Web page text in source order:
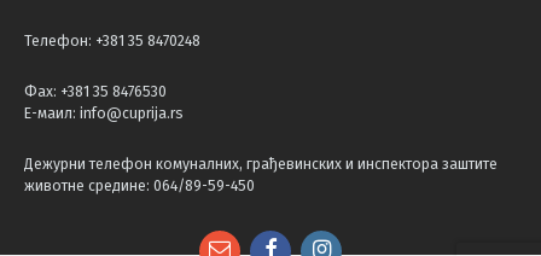
Телефон: +381 35 8470248
Фаx: +381 35 8476530
Е-маил: info@cuprija.rs
Дежурни телефон комуналних, грађевинских и инспектора заштите
животне средине: 064/89-59-450